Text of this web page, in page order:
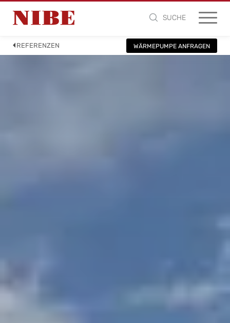
SUCHE
REFERENZEN WÄRMEPUMPE ANFRAGEN